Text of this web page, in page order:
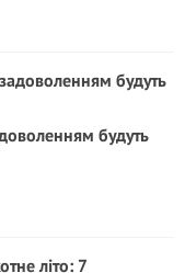
будуть